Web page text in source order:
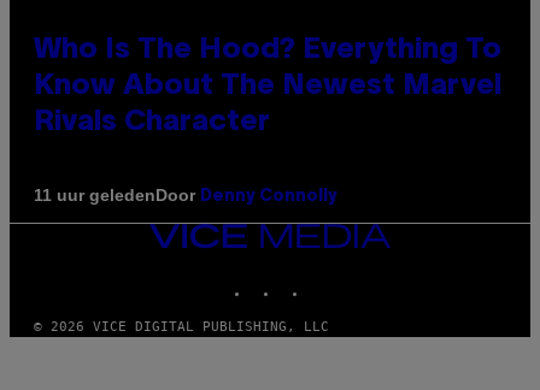
Who Is The Hood? Everything To
Know About The Newest Marvel
Rivals Character
11 uur geledenDoor Denny Connolly
VICE
MEDIA
© 2026 VICE DIGITAL PUBLISHING, LLC